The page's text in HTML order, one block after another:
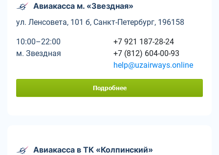
Авиакасса м. «Звездная»
ул. Ленсовета, 101 б, Санкт-Петербург, 196158
10:00–22:00
м. Звездная
+7 921 187-28-24
+7 (812) 604-00-93
help@uzairways.online
Подробнее
Авиакасса в ТК «Колпинский»